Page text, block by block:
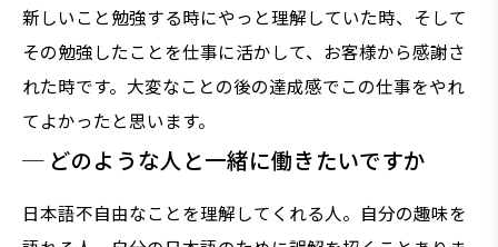
新しいこと勉強する時にやっと理解していた時、そして
その勉強したことを仕事に活かして、お客様から感謝さ
れた時です。大変なことの後の達成感でこの仕事をやれ
てよかったと思います。
─ どのような人と一緒に働きたいですか
日本語不自由なことを理解してくれる人。自分の趣味を